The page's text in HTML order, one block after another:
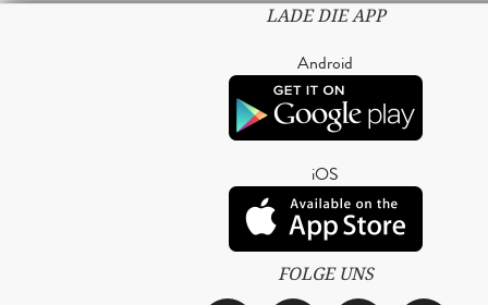
LADE DIE APP
Android
iOS
FOLGE UNS